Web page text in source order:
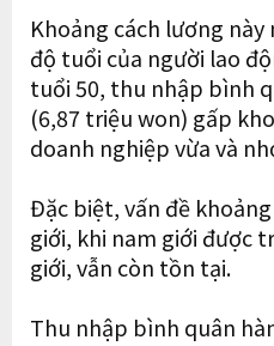
Khoảng cách lương
độ tuổi của người lao
tuổi 50, thu nhập bình
(6,87 triệu won) gấp
doanh nghiệp vừa và
Đặc biệt, vấn đề
giới, khi nam giới được
giới, vẫn còn tồn tại.
Thu nhập bình quân